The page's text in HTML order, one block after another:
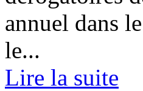
annuel dans
le...
Lire la suite